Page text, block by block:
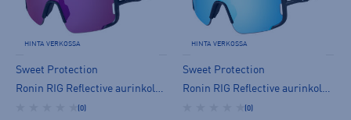
HINTA VERKOSSA
Sweet Protection
Ronin RIG Reflective aurinkolasit
(0)
HINTA VERKOSSA
Sweet Protection
Ronin RIG Reflective aurinkolasit
(0)